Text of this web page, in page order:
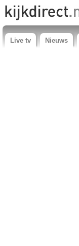
Live tv Nieuws